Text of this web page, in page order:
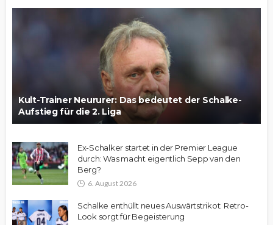
Kult-Trainer Neururer: Das bedeutet der Schalke-
Aufstieg für die 2. Liga
Ex-Schalker startet in der Premier League
durch: Was macht eigentlich Sepp van den
Berg?
6. August 2026
Schalke enthüllt neues Auswärtstrikot: Retro-
Look sorgt für Begeisterung